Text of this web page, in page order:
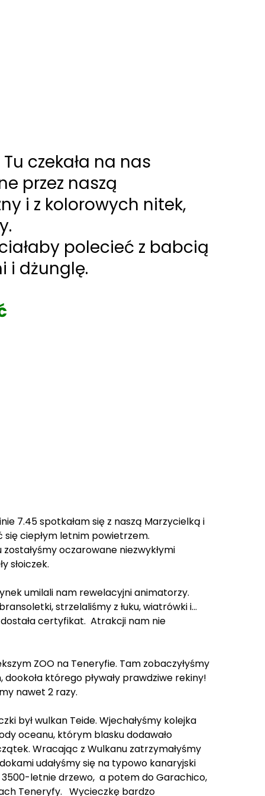
czekała na nas
przez naszą
i z kolorowych nitek,
polecieć z babcią
i dżunglę.
7.45 spotkałam się z naszą Marzycielką i
się ciepłym letnim powietrzem.
oczarowane niezwykłymi
słoiczek.
umilali nam rewelacyjni animatorzy.
strzelaliśmy z łuku, wiatrówki i...
certyfikat. Atrakcji nam nie
ZOO na Teneryfie. Tam zobaczyłyśmy
którego pływały prawdziwe rekiny!
nawet 2 razy.
był wulkan Teide. Wjechałyśmy kolejka
oceanu, którym blasku dodawało
Wracając z Wulkanu zatrzymałyśmy
udałyśmy się na typowo kanaryjski
3500-letnie drzewo, a potem do Garachico,
Teneryfy. Wycieczkę bardzo